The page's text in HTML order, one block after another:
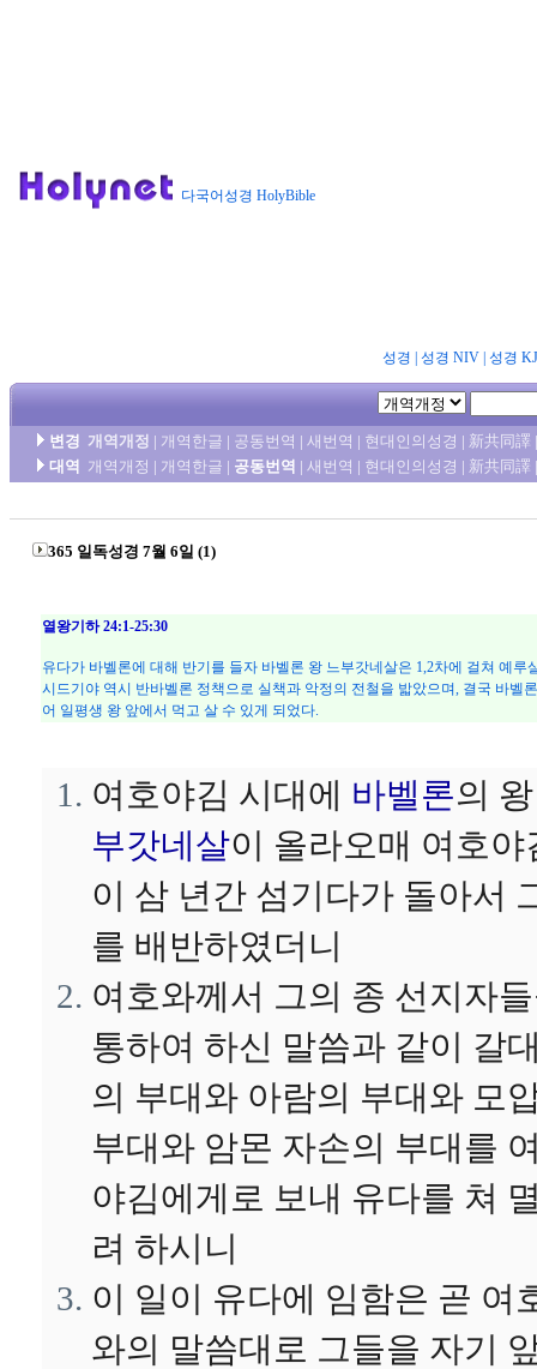
다국어성경 HolyBible
성경 성경 NIV| 성경
변경 개역개정 | 개역한글 | 공동번역 | 새번역 | 현대인의성경 | 新共同譯
대역
개역개정 | 개역한글 | 공동번역 | 새번역 | 현대인의성경 | 新共同譯
365 일독성경 7월 6일 (1)
열왕기하 24:1-25:30
유다가 바벨론에 대해 반기를 들자 바벨론 왕 느부갓네살은 1,2차에 걸쳐 예
시드기야 역시 반바벨론 정책으로 실책과 악정의 전철을 밟았으며, 결국 바벨
어 일평생 왕 앞에서 먹고 살 수 있게 되었다.
여호야김 시대에 바벨론의
부갓네살이 올라오매 여호야
이 삼 년간 섬기다가 돌아서
를 배반하였더니
여호와께서 그의 종 선지자
통하여 하신 말씀과 같이 갈
의 부대와 아람의 부대와 모
부대와 암몬 자손의 부대를
야김에게로 보내 유다를 쳐
려 하시니
이 일이 유다에 임함은 곧 여
와의 말씀대로 그들을 자기